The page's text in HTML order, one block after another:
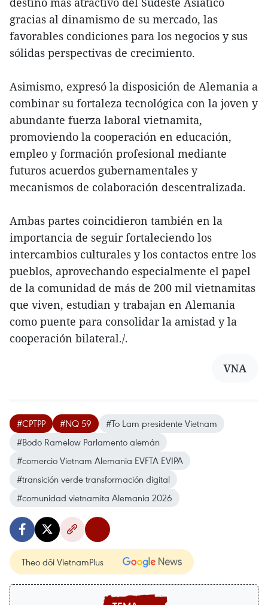
gracias al dinamismo de su mercado, las
favorables condiciones para los negocios y sus
sólidas perspectivas de crecimiento.
Asimismo, expresó la disposición de Alemania a
combinar su fortaleza tecnológica con la joven y
abundante fuerza laboral vietnamita,
promoviendo la cooperación en educación,
empleo y formación profesional mediante
futuros acuerdos gubernamentales y
mecanismos de colaboración descentralizada.
Ambas partes coincidieron también en la
importancia de seguir fortaleciendo los
intercambios culturales y los contactos entre los
pueblos, aprovechando especialmente el papel
de la comunidad de más de 200 mil vietnamitas
que viven, estudian y trabajan en Alemania
como puente para consolidar la amistad y la
cooperación bilateral./.
VNA
#CPTPP #NQ 59
#To Lam presidente Vietnam
#Bodo Ramelow Parlamento alemán
#comercio Vietnam Alemania EVFTA EVIPA
#transición verde transformación digital
#comunidad vietnamita Alemania 2026
Theo dõi VietnamPlus